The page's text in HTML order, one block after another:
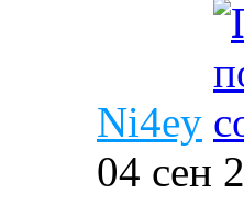
Ni4ey
04 сен